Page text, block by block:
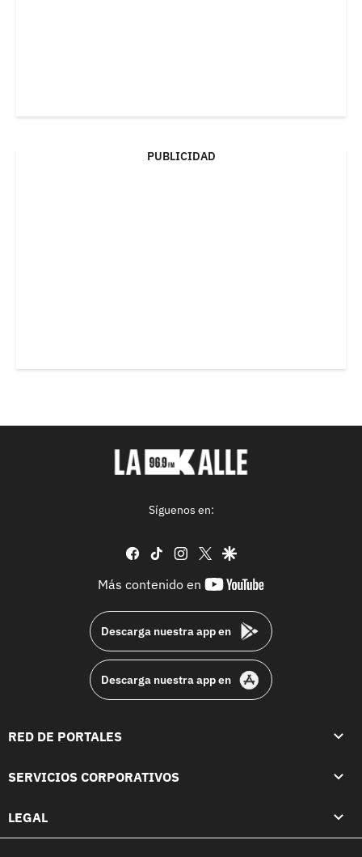
PUBLICIDAD
Síguenos en:
facebook
tiktok instagram
twittergoogle
Más contenido en
youtube-
Descarga nuestra app en
Descarga nuestra app en
RED DE PORTALES
SERVICIOS CORPORATIVOS
LEGAL